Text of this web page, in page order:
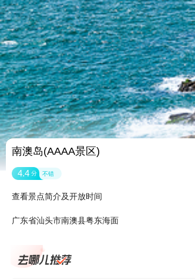
南澳岛(AAAA景区)
4.4 分 不错
查看景点简介及开放时间
广东省汕头市南澳县粤东海面